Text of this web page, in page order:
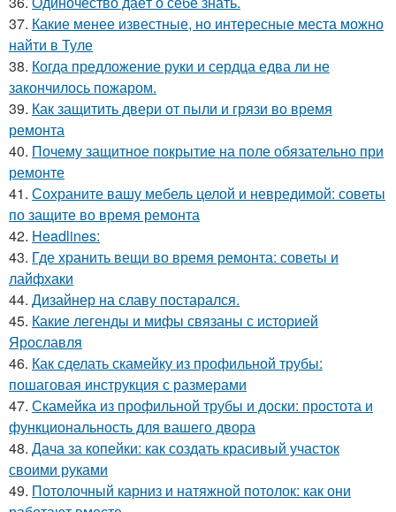
37. Какие менее известные, но интересные места можно
найти в Туле
38. Когда предложение руки и сердца едва ли не
закончилось пожаром.
39. Как защитить двери от пыли и грязи во время
ремонта
40. Почему защитное покрытие на поле обязательно при
ремонте
41. Сохраните вашу мебель целой и невредимой: советы
по защите во время ремонта
42. Headlines:
43. Где хранить вещи во время ремонта: советы и
лайфхаки
44. Дизайнер на славу постарался.
45. Какие легенды и мифы связаны с историей
Ярославля
46. Как сделать скамейку из профильной трубы:
пошаговая инструкция с размерами
47. Скамейка из профильной трубы и доски: простота и
функциональность для вашего двора
48. Дача за копейки: как создать красивый участок
своими руками
49. Потолочный карниз и натяжной потолок: как они